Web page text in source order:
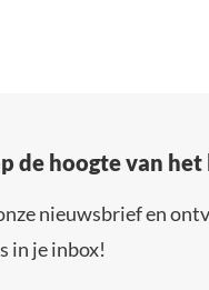
de hoogte van
nieuwsbrief en
in je inbox!